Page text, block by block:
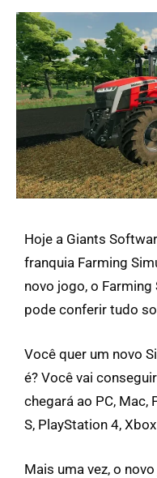
Hoje a Giants
franquia Farming
novo jogo, o
pode conferir tudo
Você quer um novo
é? Você vai
chegará ao PC, Mac,
S, PlayStation 4,
Mais uma vez, o